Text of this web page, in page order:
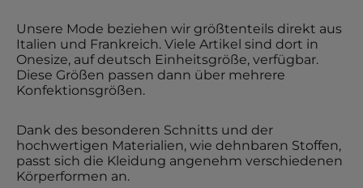
Unsere Mode beziehen wir größtenteils direkt aus
Italien und Frankreich. Viele Artikel sind dort in
Onesize, auf deutsch Einheitsgröße, verfügbar.
Diese Größen passen dann über mehrere
Konfektionsgrößen.
Dank des besonderen Schnitts und der
hochwertigen Materialien, wie dehnbaren Stoffen,
passt sich die Kleidung angenehm verschiedenen
Körperformen an.